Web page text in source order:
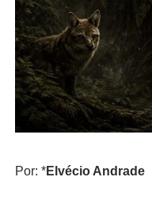
Por: *Elvécio Andrade